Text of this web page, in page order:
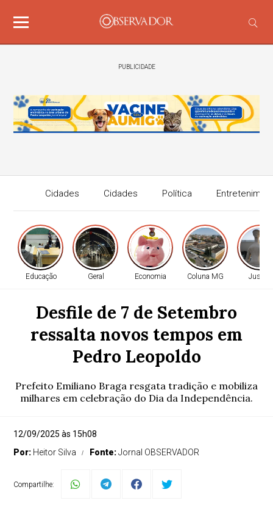
PUBLICIDADE
Cidades Cidades Política
Educação Geral Economia Coluna MG Justiça
Desfile de 7 de Setembro
ressalta novos tempos em
Pedro Leopoldo
Prefeito Emiliano Braga resgata tradição e mobiliza
milhares em celebração do Dia da Independência.
12/09/2025 às 15h08
Por: Heitor Silva Fonte:Jornal OBSERVADOR
Compartilhe: